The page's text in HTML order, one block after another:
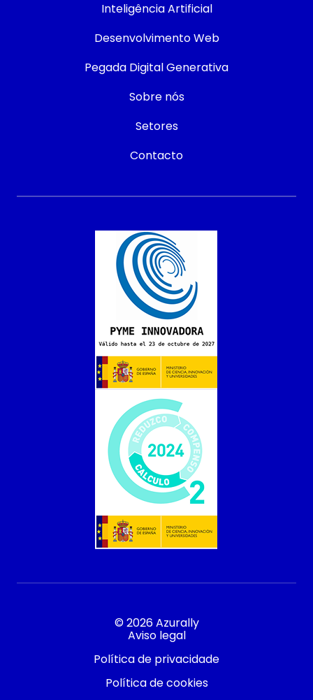
Inteligência Artificial
Desenvolvimento Web
Pegada Digital Generativa
Sobre nós
Setores
Contacto
© 2026 Azurally
Aviso legal
Política de privacidade
Política de cookies